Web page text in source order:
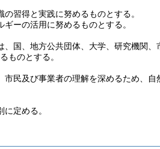
習得と実践に努めるものとする。
ーの活用に努めるものとする。
国、地方公共団体、大学、研究機関
ものとする。
民及び事業者の理解を深めるため、
定める。